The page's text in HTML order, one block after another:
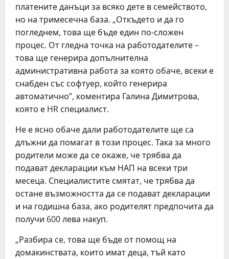
платените данъци за всяко дете в семейството,
но на тримесечна база. „Откъдето и да го
погледнем, това ще бъде един по-сложен
процес. От гледна точка на работодателите –
това ще генерира допълнителна
административна работа за която обаче, всеки е
снабден със софтуер, който генерира
автоматично”, коментира Галина Димитрова,
която е HR специалист.
Не е ясно обаче дали работодателите ще са
длъжни да помагат в този процес. Така за много
родители може да се окаже, че трябва да
подават декларации към НАП на всеки три
месеца. Специалистите смятат, че трябва да
остане възможността да се подават декларации
и на годишна база, ако родителят предпочита да
получи 600 лева накуп.
„Разбира се, това ще бъде от помощ на
домакинствата, които имат деца, тъй като